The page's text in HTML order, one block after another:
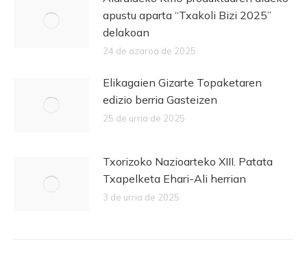
apustu aparta “Txakoli Bizi 2025”
delakoan
24 de azaroa de 2025
Elikagaien Gizarte Topaketaren
edizio berria Gasteizen
25 de urria de 2025
Txorizoko Nazioarteko XIII. Patata
Txapelketa Ehari-Ali herrian
3 de urria de 2025